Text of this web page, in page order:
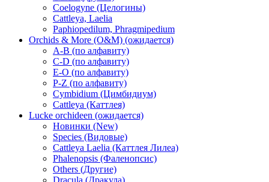
Coelogyne (Целогины)
Cattleya, Laelia
Paphiopedilum, Phragmipedium
Orchids & More (O&M) (ожидается)
A-B (по алфавиту)
C-D (по алфавиту)
E-O (по алфавиту)
P-Z (по алфавиту)
Cymbidium (Цимбидиум)
Cattleya (Каттлея)
Lucke orchideen (ожидается)
Новинки (New)
Species (Видовые)
Cattleya Laelia (Каттлея Лилеа)
Phalenopsis (Фаленопсис)
Others (Другие)
Dracula (Дракула)